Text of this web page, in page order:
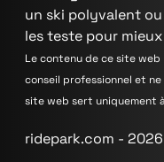
un ski polyvalent
les teste pour
Le contenu de ce site
conseil professionnel et
site web sert uniquement
ridepark.com - 2026